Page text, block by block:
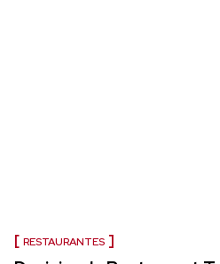
RESTAURANTES